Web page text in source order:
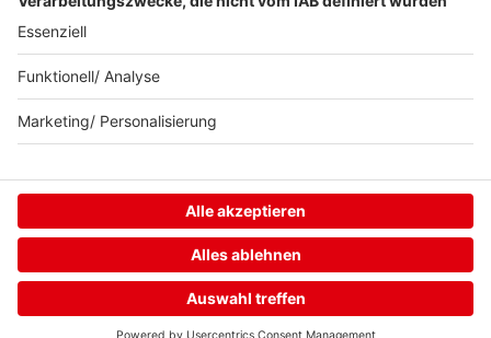
Home Streams Menü
Neuer. Besser.
delta.